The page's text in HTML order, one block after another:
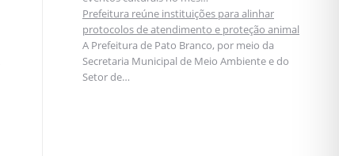
Prefeitura reúne instituições para alinhar
protocolos de atendimento e proteção animal
A Prefeitura de Pato Branco, por meio da
Secretaria Municipal de Meio Ambiente e do
Setor de…